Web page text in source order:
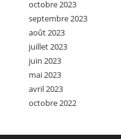
octobre 2023
septembre 2023
août 2023
juillet 2023
juin 2023
mai 2023
avril 2023
octobre 2022